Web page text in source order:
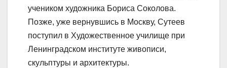
учеником художника Бориса Соколова.
Позже, уже вернувшись в Москву, Сутеев
поступил в Художественное училище при
Ленинградском институте живописи,
скульптуры и архитектуры.